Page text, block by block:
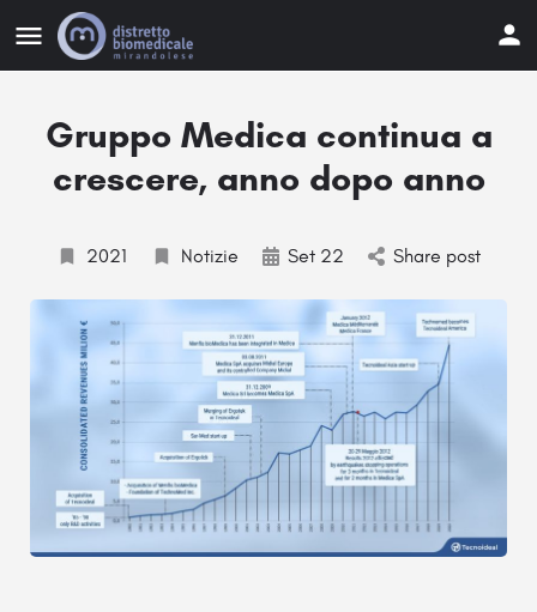
Gruppo Medica continua a
crescere, anno dopo anno
2021 Notizie Set 22 Share post